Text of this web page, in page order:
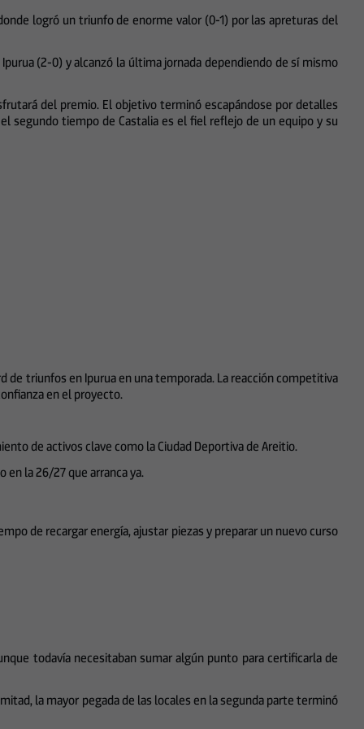
logró un triunfo de enorme valor (0-1) por las apreturas del
(2-0) y alcanzó la última jornada dependiendo de sí mismo
del premio. El objetivo terminó escapándose por detalles
segundo tiempo de Castalia es el fiel reflejo de un equipo y su
de triunfos en Ipurua en una temporada. La reacción competitiva
en el proyecto.
de activos clave como la Ciudad Deportiva de Areitio.
en la 26/27 que arranca ya.
de recargar energía, ajustar piezas y preparar un nuevo curso
todavía necesitaban sumar algún punto para certificarla de
la mayor pegada de las locales en la segunda parte terminó